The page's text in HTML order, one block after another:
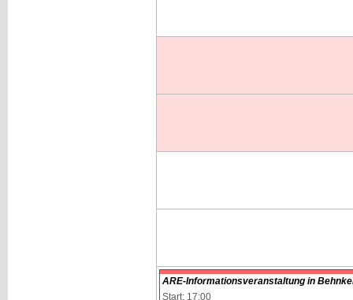
ARE-Informationsveranstaltung in
Start: 17:00